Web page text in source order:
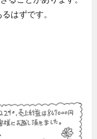
はずです。